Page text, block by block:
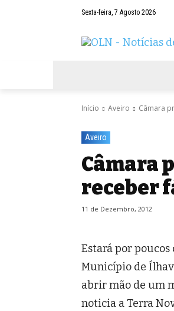
Sexta-feira, 7 Agosto 2026
Início Aveiro Câmara
Aveiro
Câmara
receber
11 de Dezembro, 2012
Estará por
Município de
abrir mão de um
noticia a Terra